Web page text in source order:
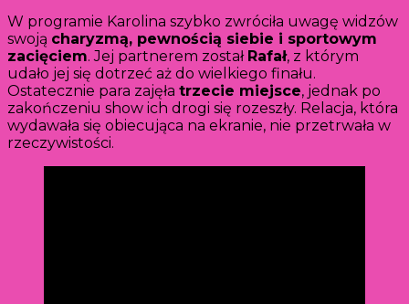
W programie Karolina szybko zwróciła uwagę widzów
swoją charyzmą, pewnością siebie i sportowym
zacięciem. Jej partnerem został Rafał, z którym
udało jej się dotrzeć aż do wielkiego finału.
Ostatecznie para zajęła trzecie miejsce, jednak po
zakończeniu show ich drogi się rozeszły. Relacja, która
wydawała się obiecująca na ekranie, nie przetrwała w
rzeczywistości.